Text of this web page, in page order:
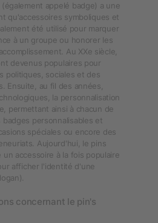
appelé badge) a une
qu'accessoires symboliques et
été utilisé pour marquer
à un groupe ou honorer les
Au XXe siècle,
devenus populaires pour
politiques, sociales et des
Ensuite, au fil des années,
la personnalisation
permettant ainsi à chacun de
personnalisables et
spéciales ou encore des
Aujourd'hui, le pins
accessoire à la fois populaire
afficher l'identité d'une
concernant le pin's